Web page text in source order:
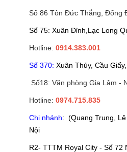
Số 86 Tôn Đức Thắng, Đống
Số 75: Xuân Đỉnh,Lạc Long
Hotline: 0914.383.001
Số 370: Xuân Thủy, Cầu
Số18: Văn phòng Gia Lâm -
Hotline: 0974.715.835
Chi nhánh: (Quang Trung,
Nội
R2- TTTM Royal City - Số 72